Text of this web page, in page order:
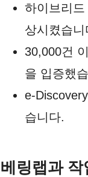
하이브리
상시켰습니
30,000건
을 입증했
e-
습니다.
베링랩과